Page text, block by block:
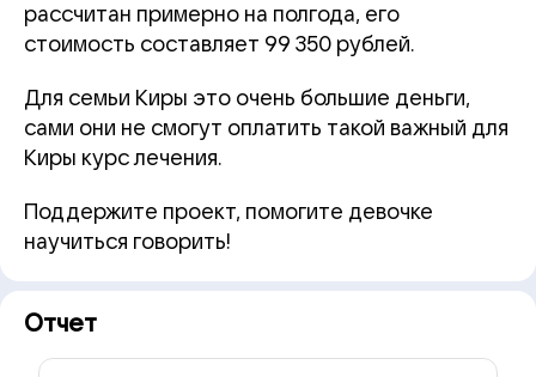
рассчитан примерно на полгода, его
стоимость составляет 99 350 рублей.
Для семьи Киры это очень большие деньги,
сами они не смогут оплатить такой важный для
Киры курс лечения.
Поддержите проект, помогите девочке
научиться говорить!
Отчет